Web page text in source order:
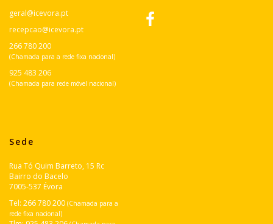
geral@icevora.pt
recepcao@icevora.pt
266 780 200
(Chamada para a rede fixa nacional)
925 483 206
(Chamada para rede móvel nacional)
Sede
Rua Tó Quim Barreto, 15 Rc
Bairro do Bacelo
7005-537 Évora
Tel: 266 780 200 (Chamada para a
rede fixa nacional)